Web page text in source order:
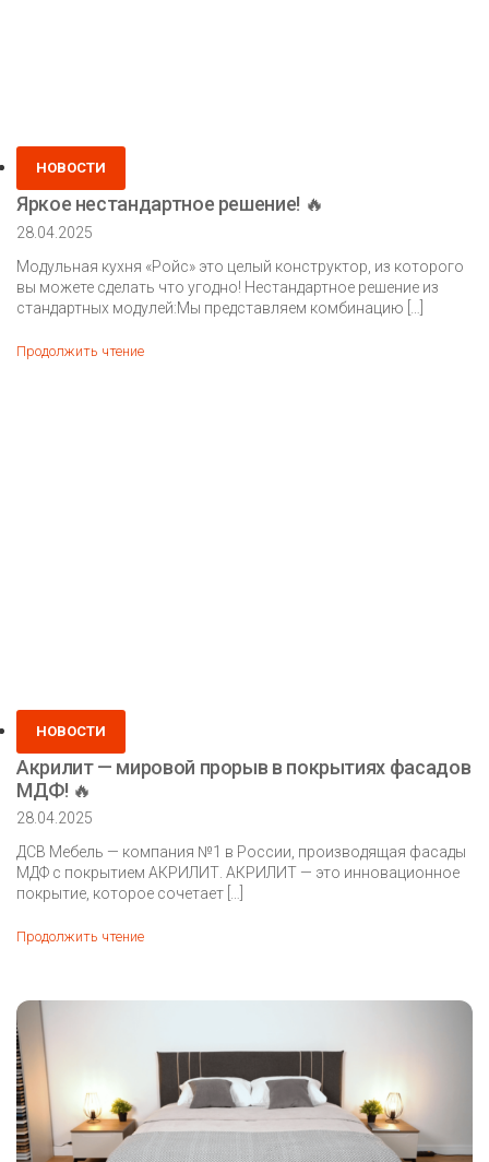
Posted
in
НОВОСТИ
Яркое нестандартное решение! 🔥
28.04.2025
Модульная кухня «Ройс» это целый конструктор, из которого
вы можете сделать что угодно! Нестандартное решение из
стандартных модулей:Мы представляем комбинацию […]
Продолжить чтениеЯркое
in
НОВОСТИ
Акрилит — мировой прорыв в покрытиях фасадов
МДФ! 🔥
28.04.2025
ДСВ Мебель — компания №1 в России, производящая фасады
МДФ с покрытием АКРИЛИТ. АКРИЛИТ — это инновационное
покрытие, которое сочетает […]
Продолжить чтениеАкрилит
в
МДФ!